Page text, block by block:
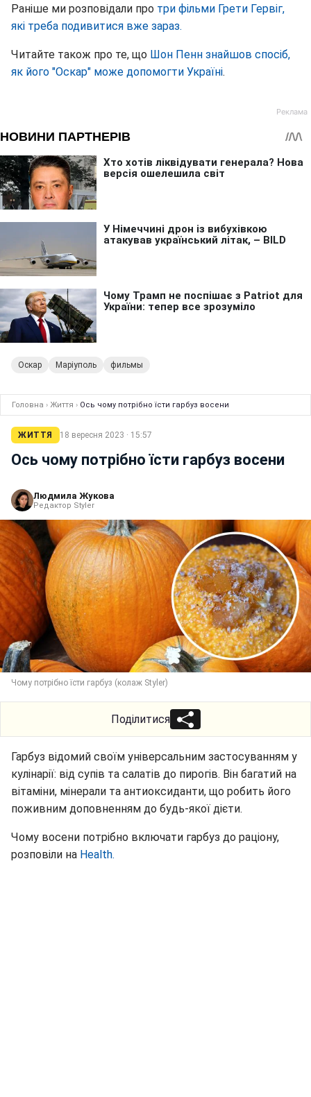
Раніше ми розповідали про три фільми Грети Гервіг,
які треба подивитися вже зараз.
Читайте також про те, що Шон Пенн знайшов спосіб,
як його "Оскар" може допомогти Україні.
Оскар Маріуполь фильмы
Головна › Життя › Ось чому потрібно їсти гарбуз восени
ЖИТТЯ 18 вересня 2023 · 15:57
Ось чому потрібно їсти гарбуз восени
Людмила Жукова
Редактор Styler
Чому потрібно їсти гарбуз (колаж Styler)
Поділитися
Гарбуз відомий своїм універсальним застосуванням у
кулінарії: від супів та салатів до пирогів. Він багатий на
вітаміни, мінерали та антиоксиданти, що робить його
поживним доповненням до будь-якої дієти.
Чому восени потрібно включати гарбуз до раціону,
розповіли на Health.